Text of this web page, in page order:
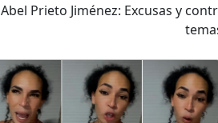
Abel Prieto Jiménez: Excusas y